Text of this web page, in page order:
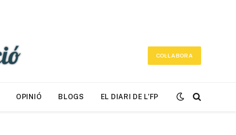
COL·LABORA
OPINIÓ BLOGS EL DIARI DE L’FP